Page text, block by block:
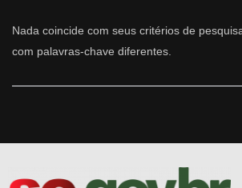
Nada coincide com seus critérios de
com palavras-chave diferentes.